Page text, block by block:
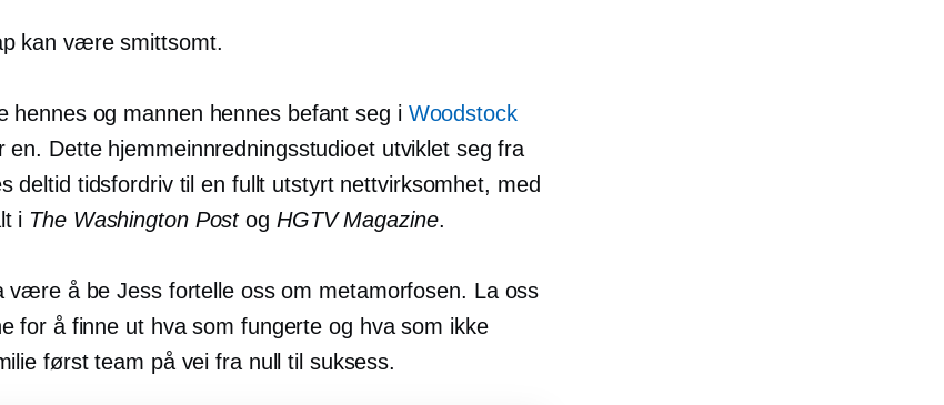
kan være smittsomt.
hennes og mannen hennes befant seg i Woodstock
en. Dette hjemmeinnredningsstudioet utviklet seg fra
deltid tidsfordriv til en fullt utstyrt nettvirksomhet, med
i The Washington Postog HGTV Magazine.
være å be Jess fortelle oss om metamorfosen. La oss
for å finne ut hva som fungerte og hva som ikke
førstteam på vei fra null til suksess.